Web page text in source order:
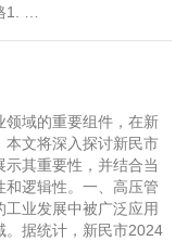
1. …
领域的重要组件，在新
本文将深入探讨新民市
其重要性，并结合当
逻辑性。一、高压管
业发展中被广泛应用
。据统计，新民市2024